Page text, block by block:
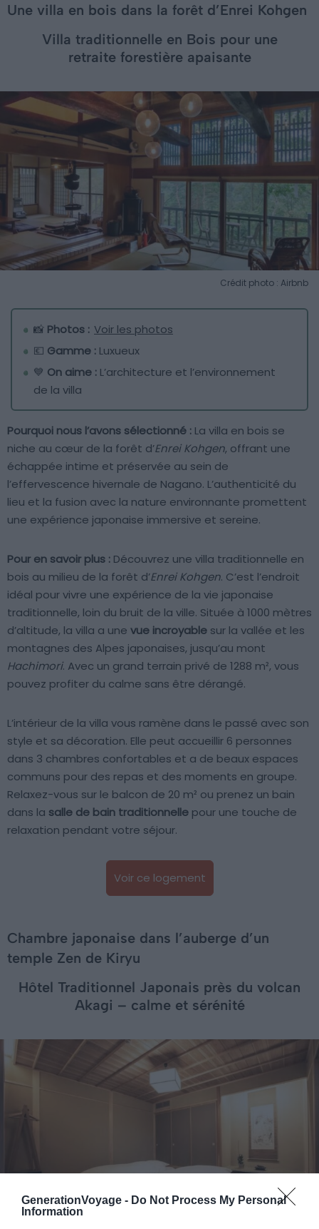
GenerationVoyage - Do Not Process My Personal
Information
Une villa en bois dans la forêt d’Enrei Kohgen
Villa traditionnelle en Bois pour une
retraite forestière apaisante
Crédit photo : Airbnb
📸 Photos : Voir les photos
💶 Gamme : Luxueux
💙 On aime : L’architecture et l’environnement
de la villa
Pourquoi nous l’avons sélectionné : La villa en bois se
niche au cœur de la forêt d’Enrei Kohgen, offrant une
échappée intime et préservée au sein de
l’effervescence hivernale de Nagano. L’authenticité du
lieu et la fusion avec la nature environnante promettent
une expérience japonaise immersive et sereine.
Pour en savoir plus : Découvrez une villa traditionnelle en
bois au milieu de la forêt d’Enrei Kohgen. C’est l’endroit
idéal pour vivre une expérience de la vie japonaise
traditionnelle, loin du bruit de la ville. Située à 1000 mètres
d’altitude, la villa a une vue incroyable sur la vallée et les
montagnes des Alpes japonaises, jusqu’au mont
Hachimori. Avec un grand terrain privé de 1288 m², vous
pouvez profiter du calme sans être dérangé.
L’intérieur de la villa vous ramène dans le passé avec son
style et sa décoration. Elle peut accueillir 6 personnes
dans 3 chambres confortables et a de beaux espaces
communs pour des repas et des moments en groupe.
Relaxez-vous sur le balcon de 20 m² ou prenez un bain
dans la salle de bain traditionnelle pour une touche de
relaxation pendant votre séjour.
Voir ce logement
Chambre japonaise dans l’auberge d’un
temple Zen de Kiryu
Hôtel Traditionnel Japonais près du volcan
Akagi – calme et sérénité